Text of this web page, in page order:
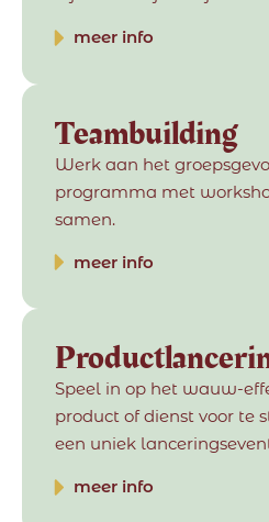
meer info
Teambuilding
Werk aan het
programma met
samen.
meer info
Speel in op het wauw-
product of dienst voor te
een uniek
meer info